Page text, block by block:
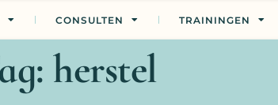
CONSULTEN TRAININGEN
herstel